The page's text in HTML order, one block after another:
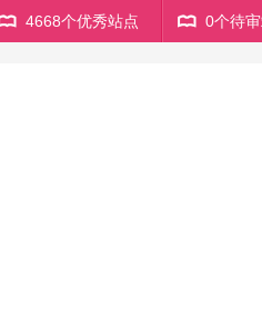
4668个优秀站点 0个待